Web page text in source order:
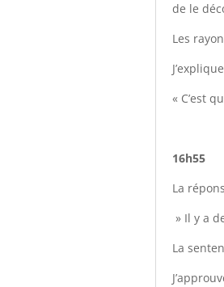
de le
Les
« C’est
16h55
La
» Il y a
La